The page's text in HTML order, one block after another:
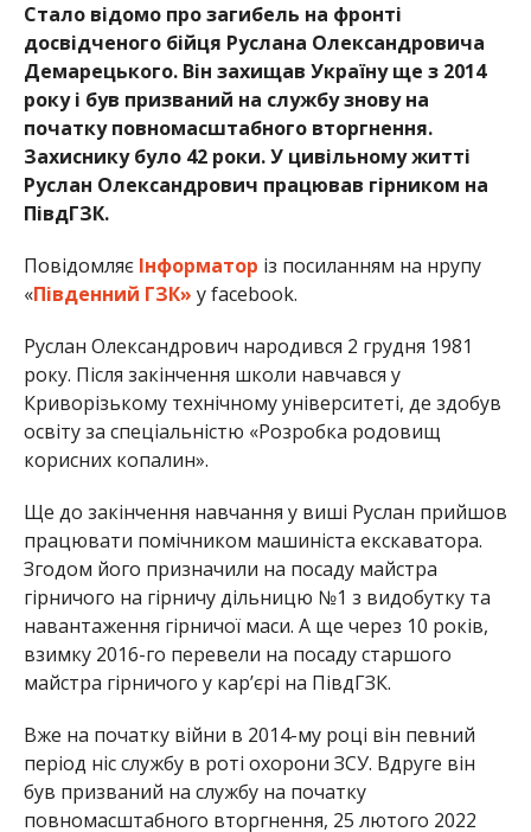
Стало відомо про загибель на фронті
досвідченого бійця Руслана Олександровича
Демарецького. Він захищав Україну ще з 2014
року і був призваний на службу знову на
початку повномасштабного вторгнення.
Захиснику було 42 роки. У цивільному житті
Руслан Олександрович працював гірником на
ПівдГЗК.
Повідомляє Інформатор із посиланням на нрупу
«Південний ГЗК» у facebook.
Руслан Олександрович народився 2 грудня 1981
року. Після закінчення школи навчався у
Криворізькому технічному університеті, де здобув
освіту за спеціальністю «Розробка родовищ
корисних копалин».
Ще до закінчення навчання у виші Руслан прийшов
працювати помічником машиніста екскаватора.
Згодом його призначили на посаду майстра
гірничого на гірничу дільницю №1 з видобутку та
навантаження гірничої маси. А ще через 10 років,
взимку 2016-го перевели на посаду старшого
майстра гірничого у кар’єрі на ПівдГЗК.
Вже на початку війни в 2014-му році він певний
період ніс службу в роті охорони ЗСУ. Вдруге він
був призваний на службу на початку
повномасштабного вторгнення, 25 лютого 2022